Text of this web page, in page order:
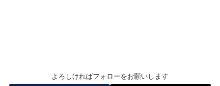
よろしければフォローをお願いします